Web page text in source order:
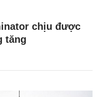
chịu được
tăng